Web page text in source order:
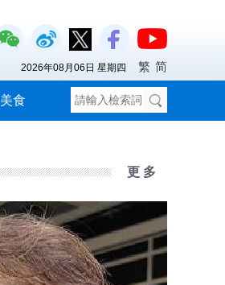
美食
2026年08月06日 星期四 繁 简
更 多